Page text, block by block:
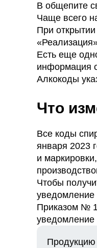
В общепите
Чаще всего
При
Есть еще
информация
Алкокоды
Что
Все коды
января 2023
и
Чтобы
уведомление
Приказом №
уведомление
Продукцию